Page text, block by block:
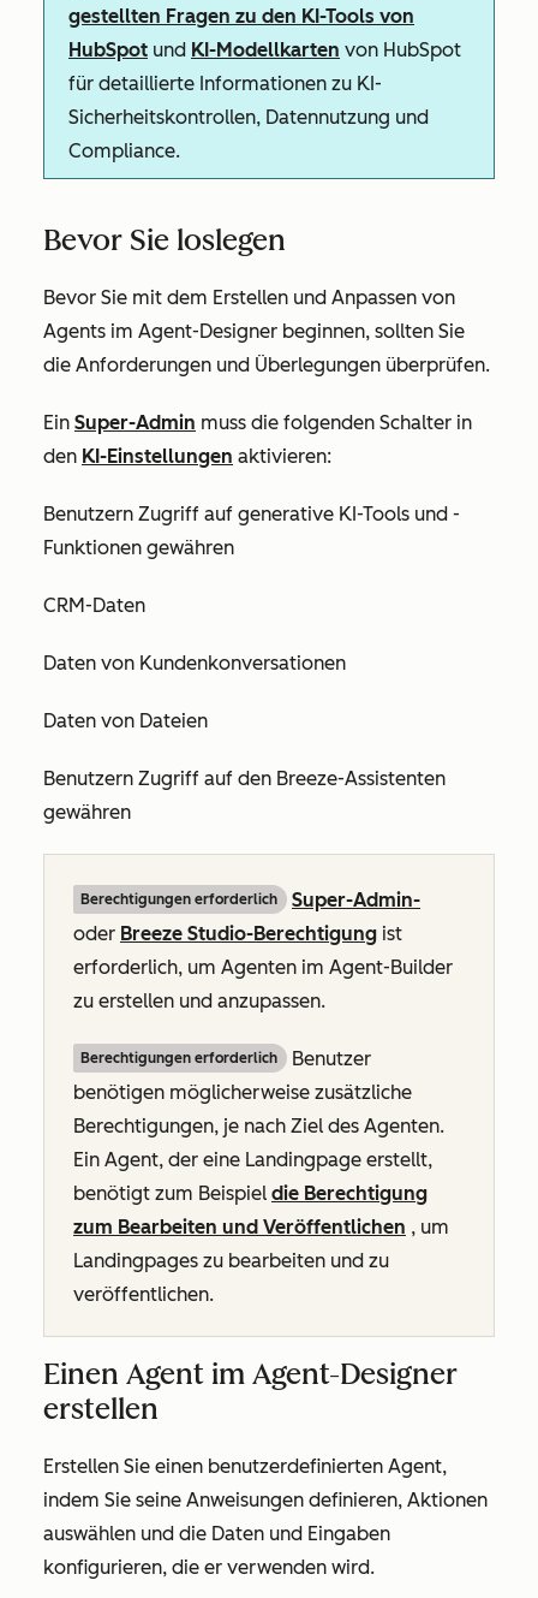
gestellten Fragen zu den KI-Tools von
HubSpot und KI-Modellkarten von HubSpot
für detaillierte Informationen zu KI-
Sicherheitskontrollen, Datennutzung und
Compliance.
Bevor Sie loslegen
Bevor Sie mit dem Erstellen und Anpassen von
Agents im Agent-Designer beginnen, sollten Sie
die Anforderungen und Überlegungen überprüfen.
Ein Super-Admin muss die folgenden Schalter in
den KI-Einstellungen aktivieren:
Benutzern Zugriff auf generative KI-Tools und -
Funktionen gewähren
CRM-Daten
Daten von Kundenkonversationen
Daten von Dateien
Benutzern Zugriff auf den Breeze-Assistenten
gewähren
Berechtigungen erforderlich
Super-Admin-
oder Breeze Studio-Berechtigung ist
erforderlich, um Agenten im Agent-Builder
zu erstellen und anzupassen.
Berechtigungen erforderlich
Benutzer
benötigen möglicherweise zusätzliche
Berechtigungen, je nach Ziel des Agenten.
Ein Agent, der eine Landingpage erstellt,
benötigt zum Beispiel die Berechtigung
zum Bearbeiten und Veröffentlichen , um
Landingpages zu bearbeiten und zu
veröffentlichen.
Einen Agent im Agent-Designer
erstellen
Erstellen Sie einen benutzerdefinierten Agent,
indem Sie seine Anweisungen definieren, Aktionen
auswählen und die Daten und Eingaben
konfigurieren, die er verwenden wird.